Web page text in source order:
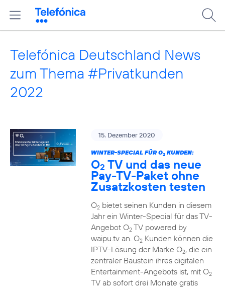
Telefónica Deutschland News
zum Thema #Privatkunden
2022
15. Dezember 2020
WINTER-SPECIAL FÜR O2KUNDEN:
O2 TV und das neue
Pay-TV-Paket ohne
Zusatzkosten testen
O2bietet seinen Kunden in diesem
Jahr ein Winter-Special für das TV-
Angebot O2TV powered by
waipu.tv an. O2Kunden können die
IPTV-Lösung der Marke O2, die ein
zentraler Baustein ihres digitalen
Entertainment-Angebots ist, mit O2
TV ab sofort drei Monate gratis